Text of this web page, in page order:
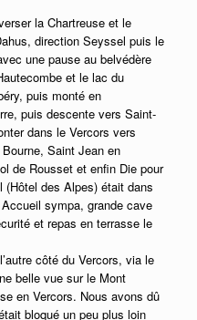
la Chartreuse et le
direction Seyssel puis le
une pause au belvédère
et le lac du
puis monté en
puis descente vers Saint-
dans le Vercors vers
Saint Jean en
de Rousset et enfin Die pour
(Hôtel des Alpes) était dans
sympa, grande cave
et repas en terrasse le
côté du Vercors, via le
belle vue sur le Mont
en Vercors. Nous avons dû
bloqué un peu plus loin